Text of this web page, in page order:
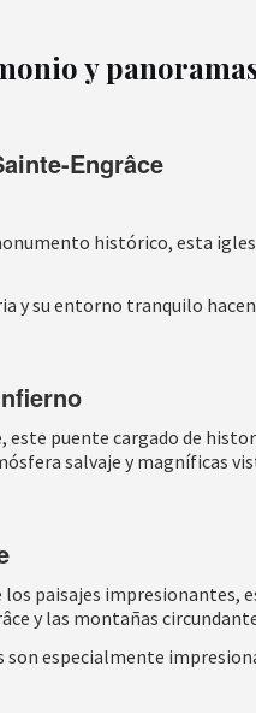
y
Engrâce
histórico, esta
y su entorno tranquilo
este puente cargado de
salvaje y magníficas
los paisajes
y las montañas
son especialmente